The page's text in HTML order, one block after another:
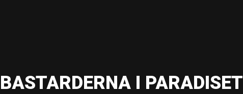
BASTARDERNA I PARADISET